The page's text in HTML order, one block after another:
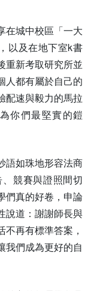
城中校區「一大
以及在地下室k書
重新考取研究所並
人都有屬於自己的
配速與毅力的馬拉
你們最堅實的鎧
如珠地形容法商
競賽與證照間切
們真的好卷，申論
說道：謝謝師長與
再有標準答案，
我們成為更好的自